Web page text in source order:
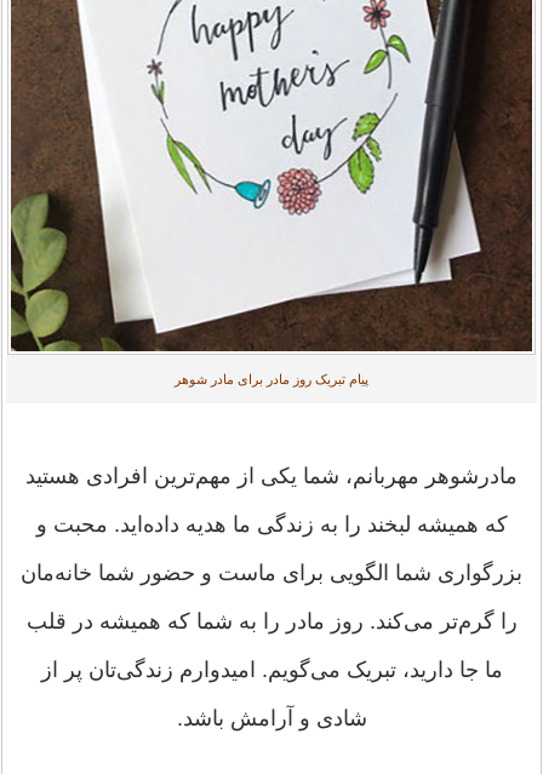
پیام تبریک روز مادر برای مادر شوهر
مادرشوهر مهربانم، شما یکی از مهم‌ترین افرادی هستید
که همیشه لبخند را به زندگی ما هدیه داده‌اید. محبت و
بزرگواری شما الگویی برای ماست و حضور شما خانه‌مان
را گرم‌تر می‌کند. روز مادر را به شما که همیشه در قلب
ما جا دارید، تبریک می‌گویم. امیدوارم زندگی‌تان پر از
شادی و آرامش باشد.